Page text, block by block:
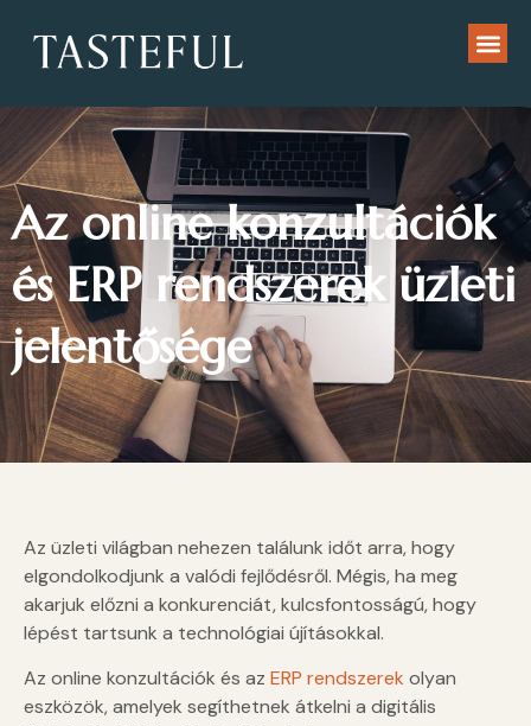
Az online konzultációk
és ERP rendszerek üzleti
jelentősége
Az üzleti világban nehezen találunk időt arra, hogy
elgondolkodjunk a valódi fejlődésről. Mégis, ha meg
akarjuk előzni a konkurenciát, kulcsfontosságú, hogy
lépést tartsunk a technológiai újításokkal.
Az online konzultációk és az ERP rendszerek olyan
eszközök, amelyek segíthetnek átkelni a digitális